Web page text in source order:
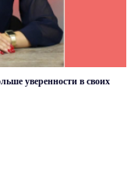
уверенности в своих